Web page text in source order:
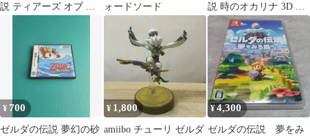
説 ティアーズ オブ ザ
ォードソード
説 時のオカリナ 3D ニ
ンテンドー3DS
¥ 700
ゼルダの伝説 夢幻の砂
¥ 1,800
amiibo チューリ ゼルダ
¥4,300
ゼルダの伝説 夢をみ